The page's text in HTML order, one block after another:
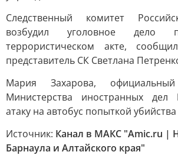
Следственный комитет
возбудил уголовное
террористическом акте,
представитель СК Светлана
Мария Захарова, официальный
Министерства иностранных дел
атаку на автобус попыткой
Источник: Канал в МАКС "Amic.ru |
Барнаула и Алтайского края"